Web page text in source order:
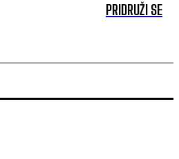
PRIDRUŽI SE